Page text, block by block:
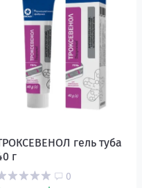
гель туба
г
0